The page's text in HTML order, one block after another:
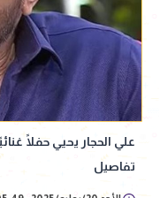
علي الحجار يحيي حفلًا
تفاصيل